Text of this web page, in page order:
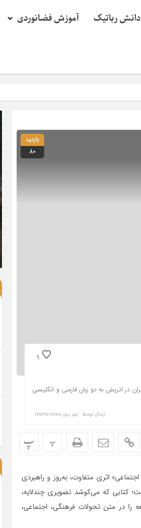
دانش رباتیک آموزش فضانوردی
بازدید
80
9
در اتریش به دو زبان فارسی و انگلیسی
ارسال توسط : مهر نیوز mehrnews
پ پ
اثری متفاوت، به‌روز و راهبردی
کتابی که می‌کوشد تصویری چندلایه،
را در متن تحولات فرهنگی، اجتماعی،